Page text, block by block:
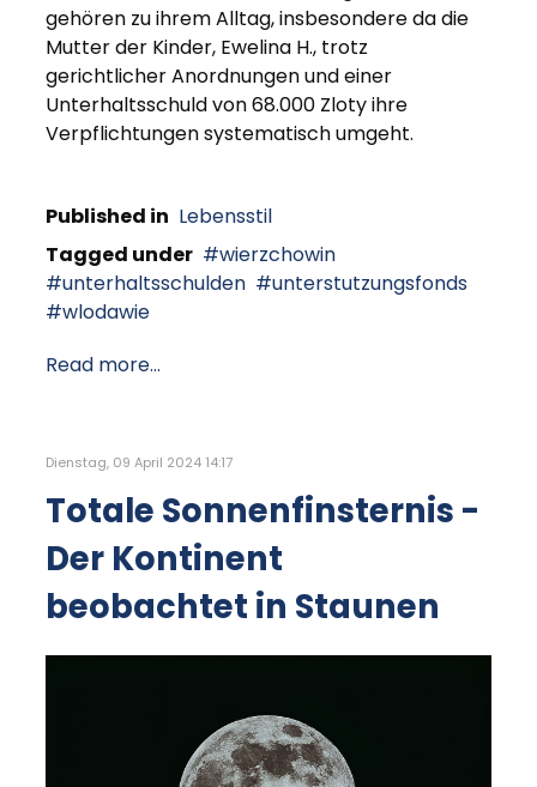
gehören zu ihrem Alltag, insbesondere da die
Mutter der Kinder, Ewelina H., trotz
gerichtlicher Anordnungen und einer
Unterhaltsschuld von 68.000 Zloty ihre
Verpflichtungen systematisch umgeht.
Published in Lebensstil
Tagged under
wierzchowin
unterhaltsschulden
unterstutzungsfonds
wlodawie
Read more...
Dienstag, 09 April 2024 14:17
Totale Sonnenfinsternis -
Der Kontinent
beobachtet in Staunen